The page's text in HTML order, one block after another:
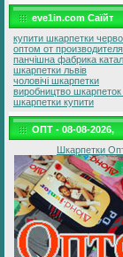
eve1in.com Саїйт
купити шкарпетки
оптом от производителя
панчішна фабрика
шкарпетки львів
чоловічі шкарпетки
виробництво
шкарпетки купити
ОПТ - 08-08-2026,
Шкарпетки